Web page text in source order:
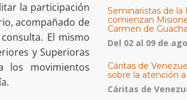
la participación
acompañado de
El mismo
y Superioras
los movimientos
Seminaristas de la
comienzan
Carmen de
Del 02 al 09 de
Cáritas de
sobre la atención
Cáritas de